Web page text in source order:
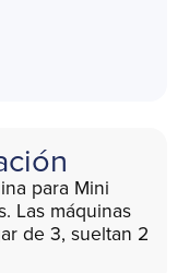
para Mini
Las máquinas
de 3, sueltan 2